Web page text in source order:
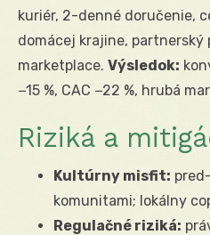
kuriér, 2-denné doručenie,
domácej krajine,
marketplace. Výsledok:
−15 %, CAC −22 %, hrubá
Riziká a
Kultúrny misfit:
komunitami; lokálny
Regulačné riziká: